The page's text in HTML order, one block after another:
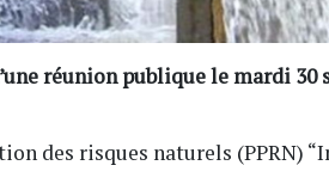
réunion publique le mardi 30
des risques naturels (PPRN)